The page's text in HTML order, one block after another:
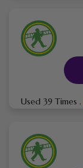
Used 39 Times .